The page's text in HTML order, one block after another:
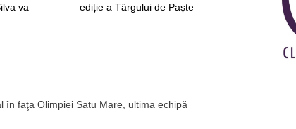
va
ediție a Târgului de Paște
în faţa Olimpiei Satu Mare, ultima echipă